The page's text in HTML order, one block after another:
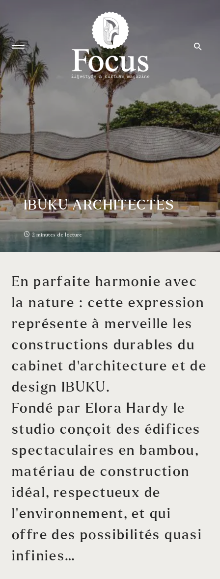
IBUKU ARCHITECTES
2 minutes de lecture
En parfaite harmonie avec
la nature : cette expression
représente à merveille les
constructions durables du
cabinet d’architecture et de
design IBUKU.
Fondé par Elora Hardy le
studio conçoit des édifices
spectaculaires en bambou,
matériau de construction
idéal, respectueux de
l’environnement, et qui
offre des possibilités quasi
infinies…